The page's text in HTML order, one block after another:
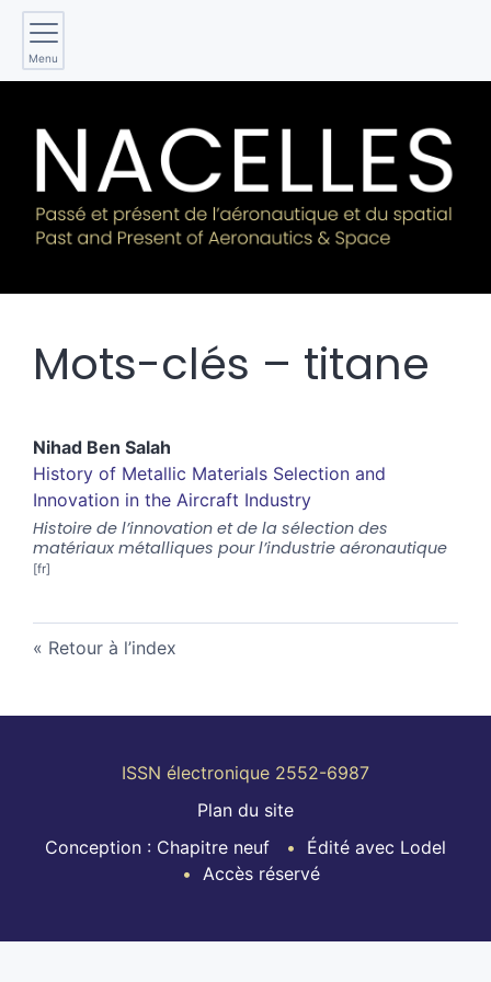
Menu
Mots-clés – titane
Nihad Ben Salah
History of Metallic Materials Selection and
Innovation in the Aircraft Industry
Histoire de l’innovation et de la sélection des
matériaux métalliques pour l’industrie aéronautique
Retour à l’index
ISSN électronique 2552-6987
Plan du site
Conception : Chapitre neuf
Édité avec Lodel
Accès réservé